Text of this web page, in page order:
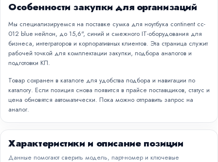
Особенности закупки для организаций
Мы специализируемся на поставке сумка для ноутбука continent cc-
012 blue нейлон, до 15,6", синий и смежного IT-оборудования для
бизнеса, интеграторов и корпоративных клиентов. Эта страница служит
рабочей точкой для комплектации закупки, подбора аналогов и
подготовки КП.
Товар сохранен в каталоге для удобства подбора и навигации по
каталогу. Если позиция снова появится в прайсе поставщиков, статус и
цена обновятся автоматически. Пока можно отправить запрос на
аналог.
Характеристики и описание позиции
Данные помогают сверить модель, парт-номер и ключевые